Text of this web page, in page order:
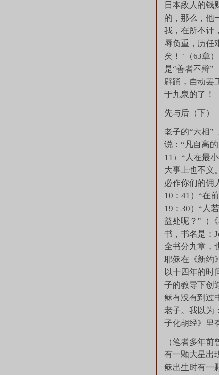
日本敌人的钱
的，那么，他
我，在所不计
辱负重，历任
矣！”（63章
是“善者不辩”
辟踊，自动罢
于九泉的了！
先与后（下）
老子的“六相”
说：“凡自高
11）“人在最
大事上也不义
必作你们的佣
10：41）“在
19：30）“人
益处呢？”（
书，书名是：
全书分九章，
耶稣在《新约
以十四年的时
子的教导下创
稣有没有到过
老子。我以为
子化胡经》里
（笔者多年
有一颗大星出
稣出生时有一